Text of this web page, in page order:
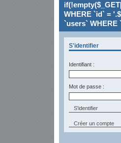
WHERE `id` =
`users` WHERE
S'identifier
Identifiant :
Mot de passe :
Créer un compte